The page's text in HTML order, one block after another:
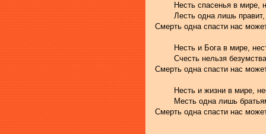
Несть спасенья в мире,
Лесть одна лишь
Смерть одна спасти нас
Несть и Бога в мире,
Счесть нельзя
Смерть одна спасти нас
Несть и жизни в мире,
Месть одна лишь
Смерть одна спасти нас